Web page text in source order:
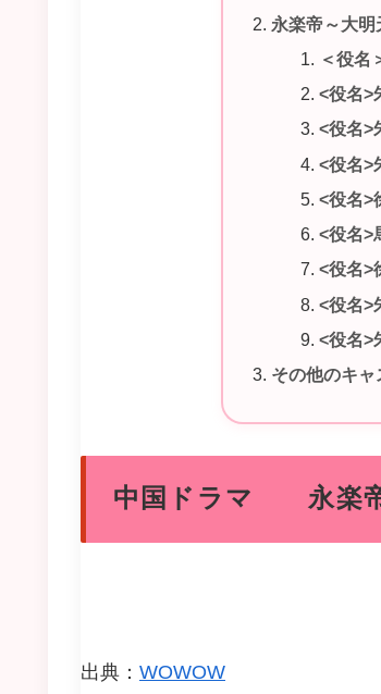
永楽帝～大
＜役名
<役名>
<役名>
<役名>
<役名>
<役名>
<役名>
<役名>
<役名>
その他のキャ
中国ドラマ 永楽帝
出典： WOWOW